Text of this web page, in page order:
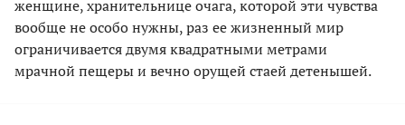
женщине, хранительнице очага, которой эти чувства
вообще не особо нужны, раз ее жизненный мир
ограничивается двумя квадратными метрами
мрачной пещеры и вечно орущей стаей детенышей.